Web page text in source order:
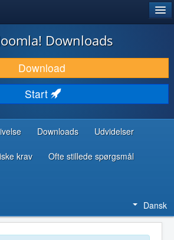
Downloads
Download
Start
Downloads Udvidelser
krav Ofte stillede spørgsmål
Dansk